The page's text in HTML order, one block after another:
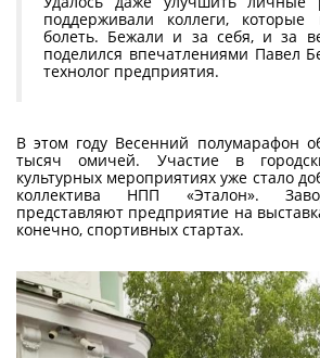
поддерживали коллеги,
болеть. Бежали и за себя, и за
поделился впечатлениями Павел
технолог предприятия.
В этом году Весенний полумарафон
тысяч омичей. Участие в
культурных мероприятиях уже стало
коллектива НПП «Эталон».
представляют предприятие на
конечно, спортивных стартах.